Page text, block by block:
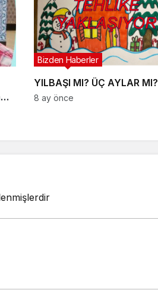
YILBAŞI MI? ÜÇ AYLAR MI?
Bizden Haberler
8 ay önce